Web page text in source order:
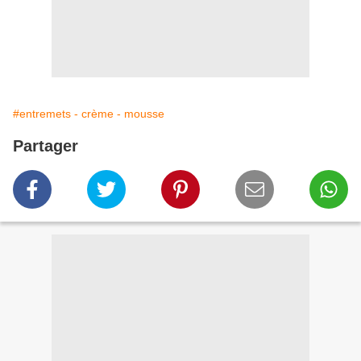
#entremets - crème - mousse
Partager